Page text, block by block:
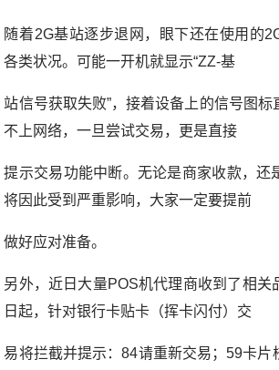
随着2G基站逐步退网，眼下还在使用的
各类状况。可能一开机就显示“ZZ-基
站信号获取失败”，接着设备上的信号图标
不上网络，一旦尝试交易，更是直接
提示交易功能中断。无论是商家收款，还
将因此受到严重影响，大家一定要提前
做好应对准备。
另外，近日大量POS机代理商收到了相关
日起，针对银行卡贴卡（挥卡闪付）交
易将拦截并提示：84请重新交易；59卡片